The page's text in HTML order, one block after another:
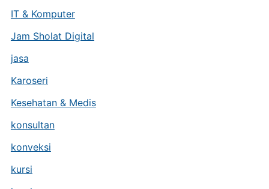
IT & Komputer
Jam Sholat Digital
jasa
Karoseri
Kesehatan & Medis
konsultan
konveksi
kursi